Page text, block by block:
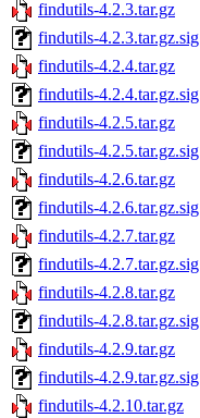
findutils-4.2.3.tar.gz
findutils-4.2.3.tar.gz.sig
findutils-4.2.4.tar.gz
findutils-4.2.4.tar.gz.sig
findutils-4.2.5.tar.gz
findutils-4.2.5.tar.gz.sig
findutils-4.2.6.tar.gz
findutils-4.2.6.tar.gz.sig
findutils-4.2.7.tar.gz
findutils-4.2.7.tar.gz.sig
findutils-4.2.8.tar.gz
findutils-4.2.8.tar.gz.sig
findutils-4.2.9.tar.gz
findutils-4.2.9.tar.gz.sig
findutils-4.2.10.tar.gz